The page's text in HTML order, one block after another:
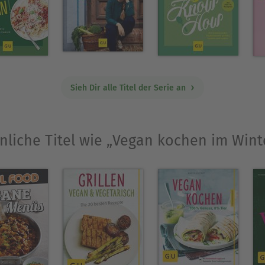
Sieh Dir alle Titel der Serie an
Titel wie „Vegan kochen im